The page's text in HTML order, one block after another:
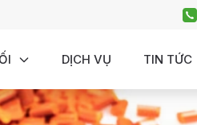
DỊCH VỤ TIN TỨC